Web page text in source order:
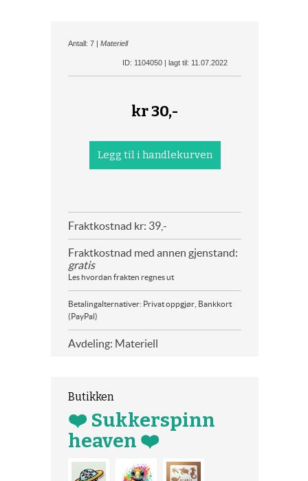
Antall: 7 | Materiell
ID: 1104050 | lagt til: 11.07.2022
kr30,-
Fraktkostnad kr: 39,-
Fraktkostnad med annen gjenstand:
gratis
Les hvordan frakten regnes ut
Betalingalternativer: Privat oppgjør, Bankkort
(PayPal)
Avdeling: Materiell
Butikken
❤️ Sukkerspinn
heaven ❤️